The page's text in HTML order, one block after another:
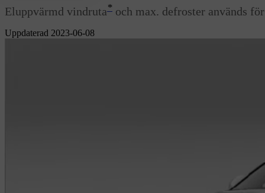
Uppdaterad 2023-06-08
Eluppvärmd vindruta* och max. defroster används